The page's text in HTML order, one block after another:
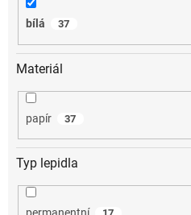
bílá 37
Materiál
papír 37
Typ lepidla